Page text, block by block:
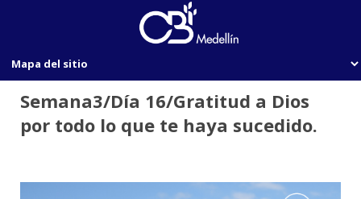
Semana3/Día 16/Gratitud a Dios
por todo lo que te haya sucedido.